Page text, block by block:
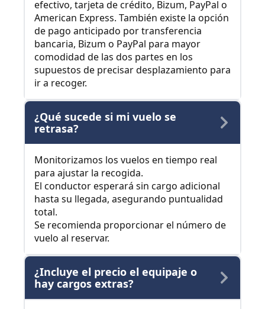
efectivo, tarjeta de crédito, Bizum, PayPal o
American Express. También existe la opción
de pago anticipado por transferencia
bancaria, Bizum o PayPal para mayor
comodidad de las dos partes en los
supuestos de precisar desplazamiento para
ir a recoger.
¿Qué sucede si mi vuelo se
retrasa?
Monitorizamos los vuelos en tiempo real
para ajustar la recogida.
El conductor esperará sin cargo adicional
hasta su llegada, asegurando puntualidad
total.
Se recomienda proporcionar el número de
vuelo al reservar.
¿Incluye el precio el equipaje o
hay cargos extras?